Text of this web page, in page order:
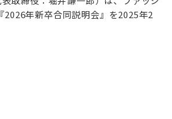
年新卒合同説明会』を2025年2